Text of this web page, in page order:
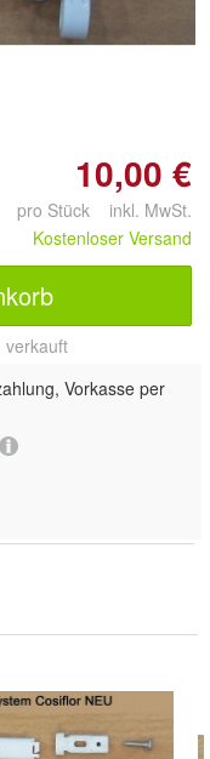
10,00 €
pro Stück inkl. MwSt.
Kostenloser Versand
verkauft
Vorkasse per